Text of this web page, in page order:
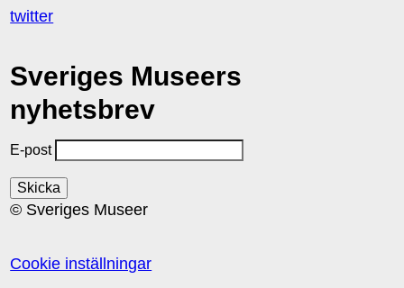
twitter
Sveriges Museers
nyhetsbrev
E-post
© Sveriges Museer
Cookie inställningar